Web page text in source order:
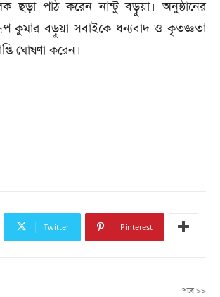
ছড়া পাঠ করেন নান্টু বড়ুয়া। অনুষ্ঠানের
কুমার বড়ুয়া সবাইকে ধন্যবাদ ও কৃতজ্ঞতা
ঘোষণা করেন।
Twitter Pinterest
পরে >>